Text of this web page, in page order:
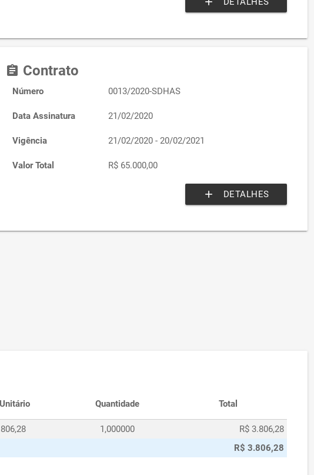
assignment Contrato
Número 0013/2020-SDHAS
Data Assinatura 21/02/2020
Vigência 21/02/2020 - 20/02/2021
Valor Total R$ 65.000,00
add DETALHES
Quantidade Total
1,000000
R$ 3.806,28
R$ 3.806,28